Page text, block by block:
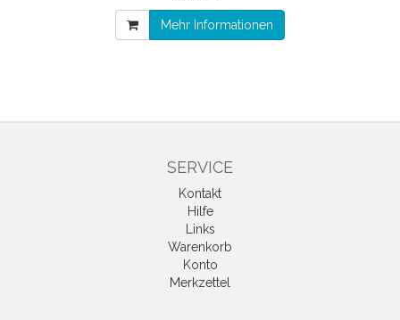
Mehr Informationen
SERVICE
Kontakt
Hilfe
Links
Warenkorb
Konto
Merkzettel